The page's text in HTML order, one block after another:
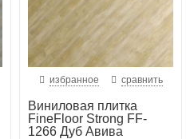
избранное сравнить
Виниловая плитка
FineFloor Strong FF-
1266 Дуб Авива